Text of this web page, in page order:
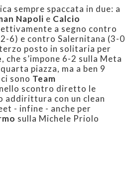
sempre spaccata in due: a
Napoli e Calcio
a segno contro
6) e contro Salernitana (3-0
posto in solitaria per
, che s’impone 6-2 sulla Meta
piazza, ma a ben 9
sono Team
scontro diretto le
addirittura con un clean
- infine - anche per
sulla Michele Priolo